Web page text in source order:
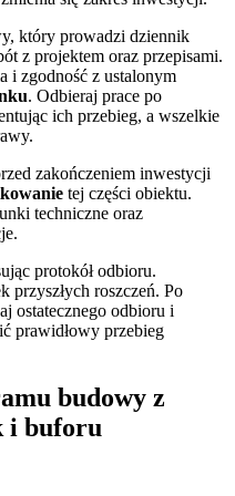
który prowadzi dziennik
z projektem oraz przepisami.
i zgodność z ustalonym
. Odbieraj prace po
ich przebieg, a wszelkie
zakończeniem inwestycji
tej części obiektu.
techniczne oraz
protokół odbioru.
przyszłych roszczeń. Po
ostatecznego odbioru i
prawidłowy przebieg
budowy z
i buforu